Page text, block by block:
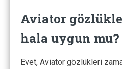
Aviator
hala uygun mu?
Evet, Aviator gözlükleri